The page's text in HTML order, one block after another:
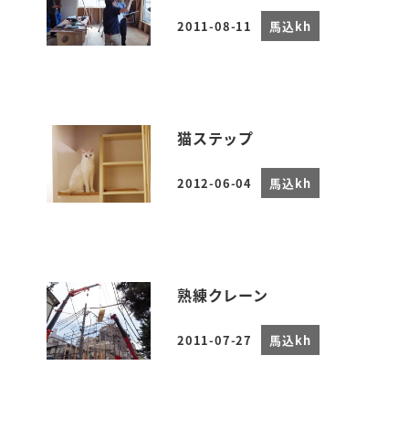
投稿日
2011-08-11 馬込kh
猫ステップ
投稿日
2012-06-04 馬込kh
熟練クレーン
投稿日
2011-07-27 馬込kh